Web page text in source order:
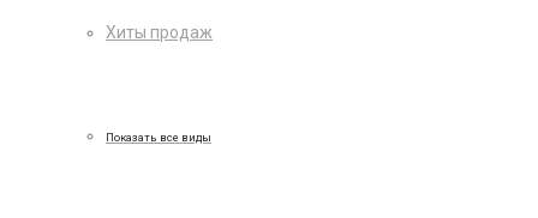
Хиты продаж
Показать все виды